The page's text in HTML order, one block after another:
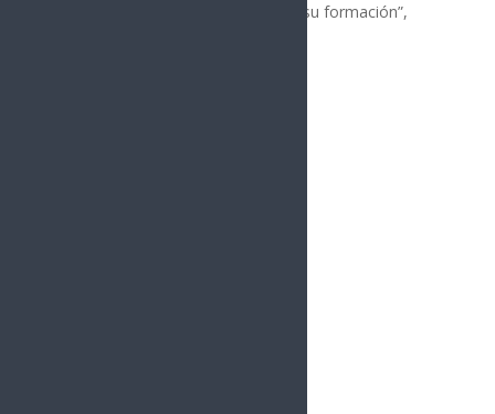
nuestros jóvenes por sobresalir en su formación”,